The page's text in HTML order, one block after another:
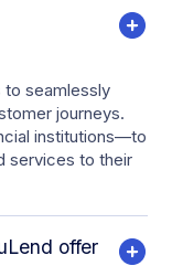
to seamlessly
journeys.
institutions—to
services to their
offer